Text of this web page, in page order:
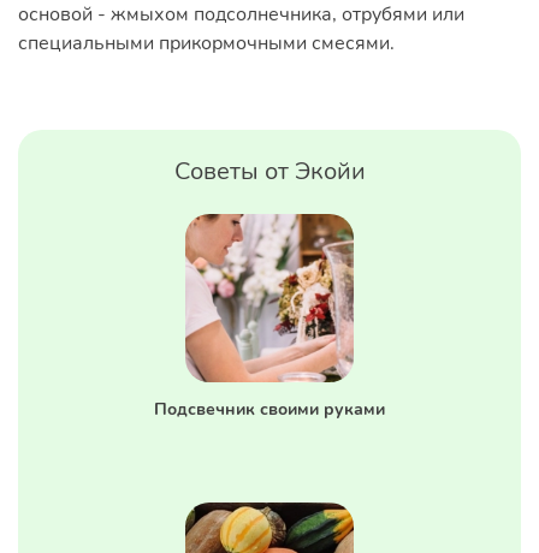
основой - жмыхом подсолнечника, отрубями или
специальными прикормочными смесями.
Советы от Экойи
Подсвечник своими руками